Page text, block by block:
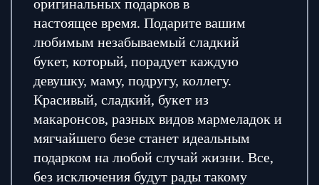
оригинальных подарков в
настоящее время. Подарите вашим
любимым незабываемый сладкий
букет, который, порадует каждую
девушку, маму, подругу, коллегу.
Красивый, сладкий, букет из
макаронсов, разных видов мармеладок и
мягчайшего безе станет идеальным
подарком на любой случай жизни. Все,
без исключения будут рады такому